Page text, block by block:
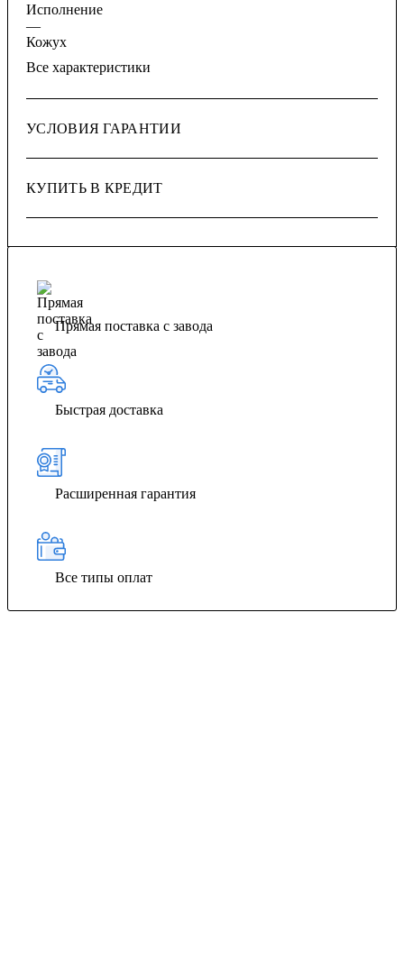
Исполнение
—
Кожух
Все характеристики
УСЛОВИЯ ГАРАНТИИ
КУПИТЬ В КРЕДИТ
Прямая поставка с завода
Быстрая доставка
Расширенная гарантия
Все типы оплат